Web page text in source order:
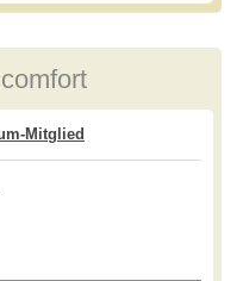
comfort